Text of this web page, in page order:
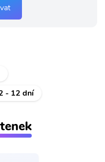
- 12 dní